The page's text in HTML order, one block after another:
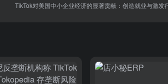
TikTok对美国中小企业经济的显著贡献：创造就业与激发